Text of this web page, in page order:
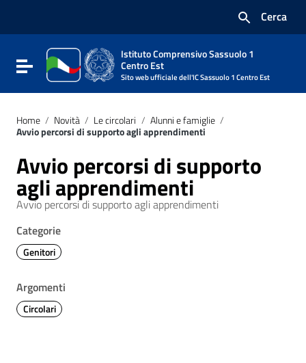
Vai al footer
Cerca
Attiva / disattiva la navigazione
Istituto Comprensivo Sassuolo 1
Centro Est
Sito web ufficiale dell'IC Sassuolo 1 Centro Est
Home / Novità / Le circolari / Alunni e famiglie /
Avvio percorsi di supporto agli apprendimenti
Avvio percorsi di supporto
agli apprendimenti
Avvio percorsi di supporto agli apprendimenti
Categorie
Genitori
Argomenti
Circolari